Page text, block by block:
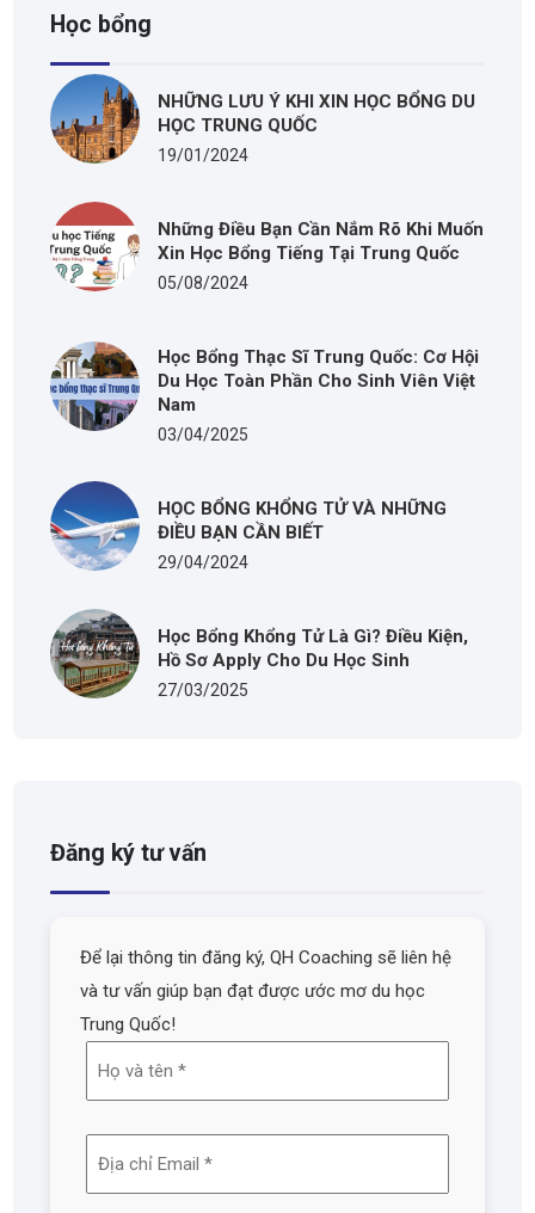
Học bổng
NHỮNG LƯU Ý KHI XIN HỌC BỔNG DU
HỌC TRUNG QUỐC
19/01/2024
Những Điều Bạn Cần Nắm Rõ Khi Muốn
Xin Học Bổng Tiếng Tại Trung Quốc
05/08/2024
Học Bổng Thạc Sĩ Trung Quốc: Cơ Hội
Du Học Toàn Phần Cho Sinh Viên Việt
Nam
03/04/2025
HỌC BỔNG KHỔNG TỬ VÀ NHỮNG
ĐIỀU BẠN CẦN BIẾT
29/04/2024
Học Bổng Khổng Tử Là Gì? Điều Kiện,
Hồ Sơ Apply Cho Du Học Sinh
27/03/2025
Đăng ký tư vấn
Để lại thông tin đăng ký, QH Coaching sẽ liên hệ
và tư vấn giúp bạn đạt được ước mơ du học
Trung Quốc!
(Required)